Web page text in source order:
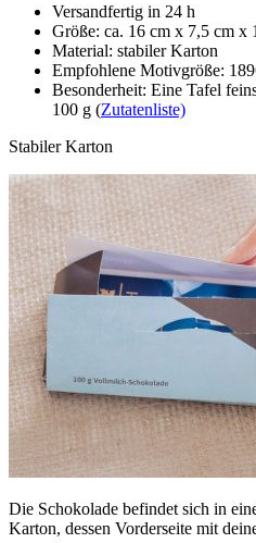
Versandfertig in 24 h
Größe: ca. 16 cm x 7,5 cm x
Material: stabiler Karton
Empfohlene Motivgröße:
Besonderheit: Eine Tafel
100 g (Zutatenliste)
Stabiler Karton
Die Schokolade befindet sich in
Karton, dessen Vorderseite mit